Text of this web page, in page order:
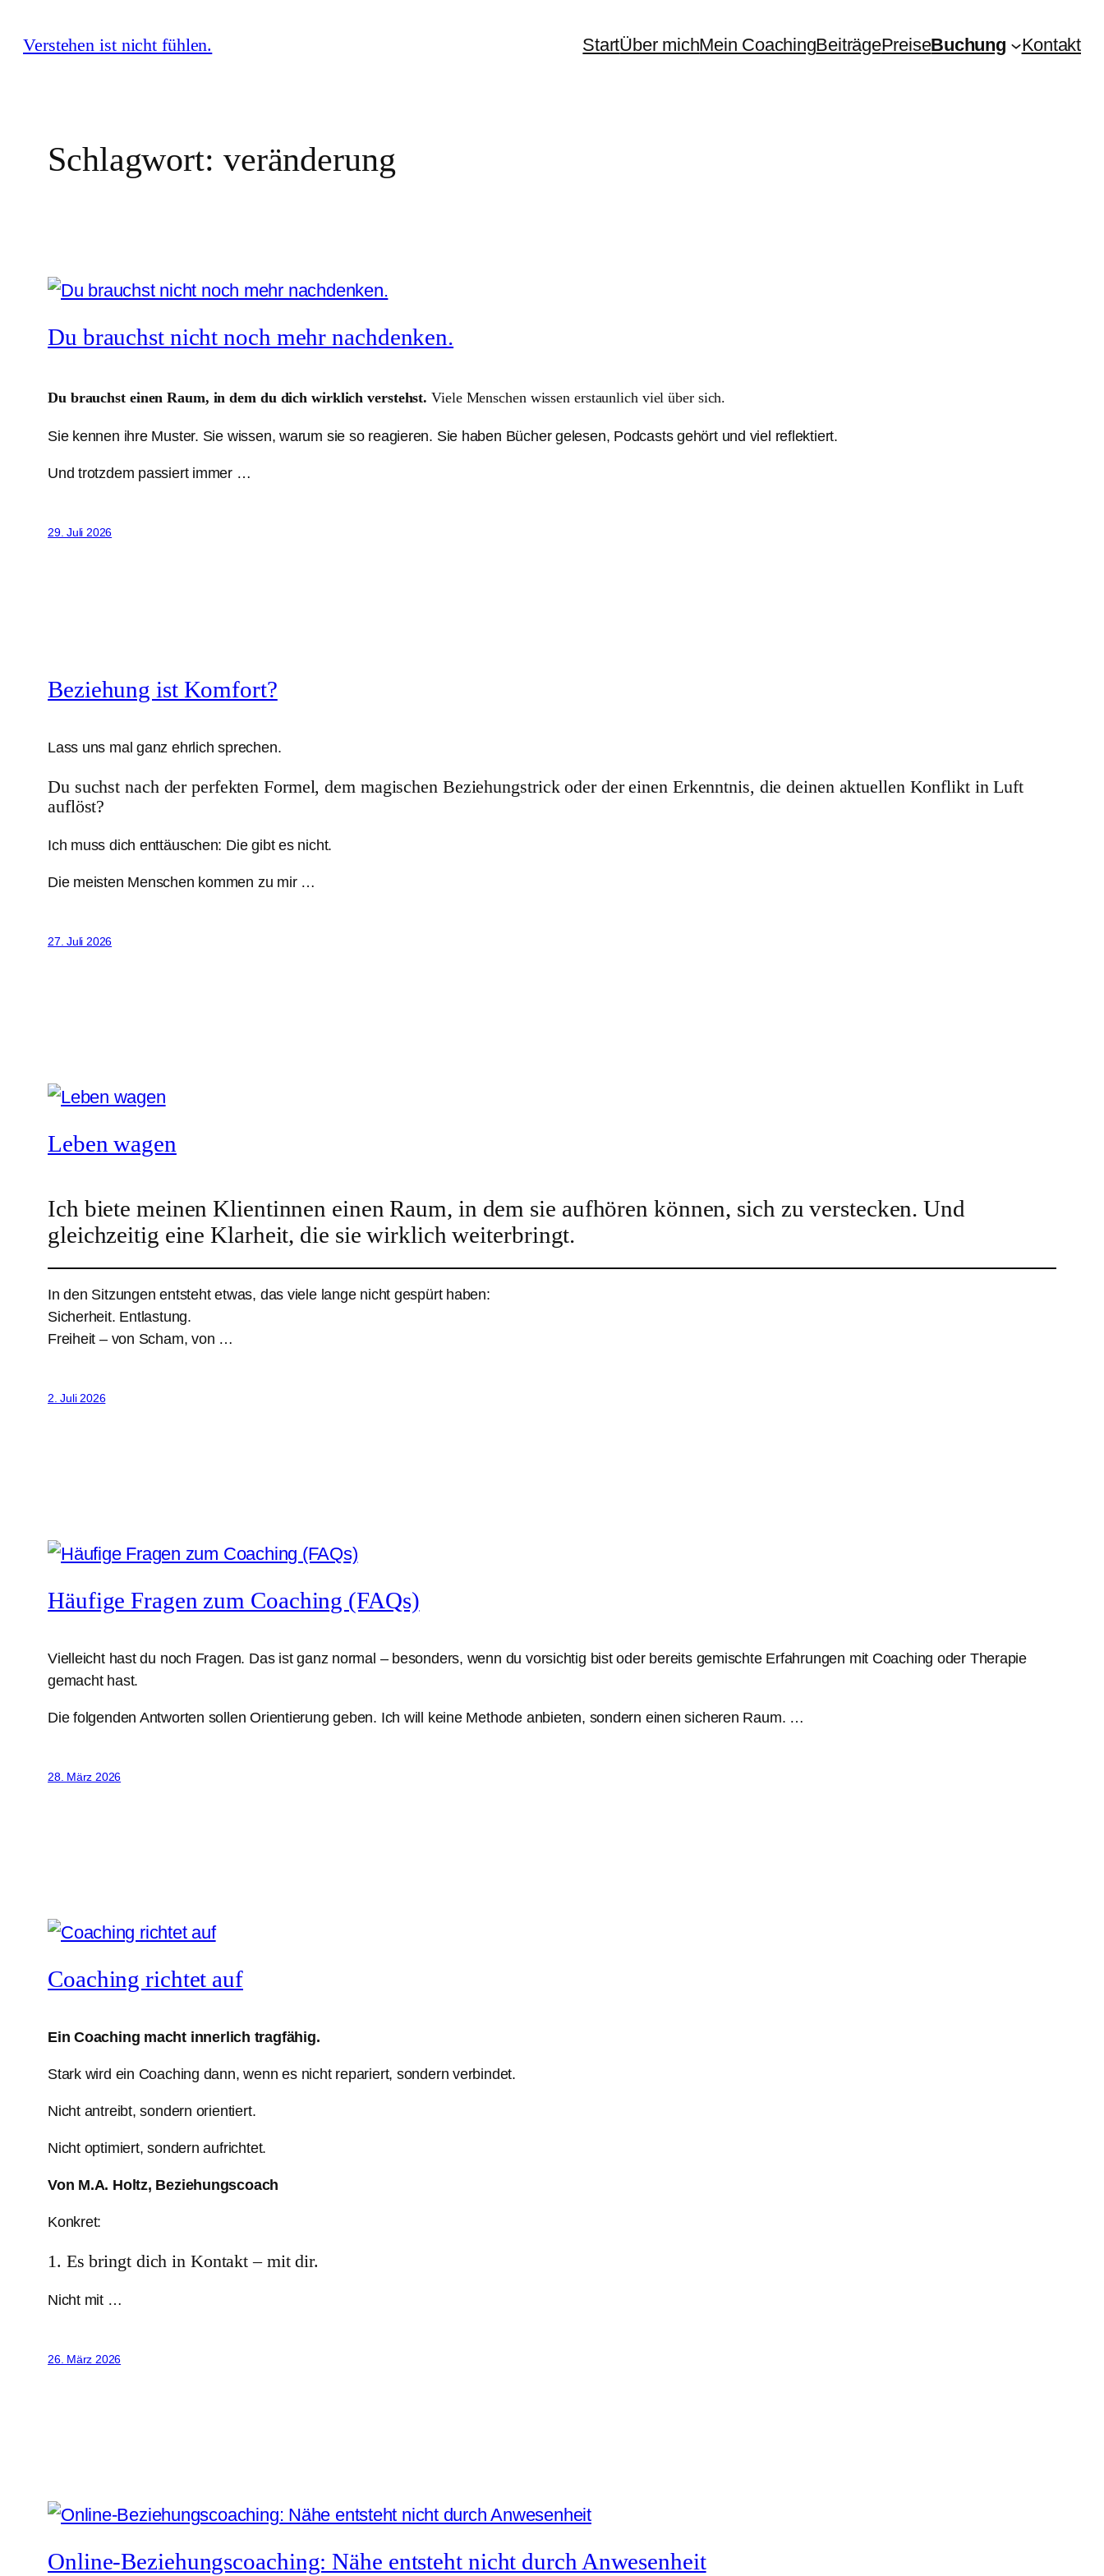
Inhalt
Verstehen ist nicht fühlen. StartÜber michMein CoachingBeiträgePreiseBuchung Kontakt
Schlagwort: veränderung
Du brauchst nicht noch mehr nachdenken.
Du brauchst einen Raum, in dem du dich wirklich verstehst. Viele Menschen wissen erstaunlich viel über sich.
Sie kennen ihre Muster. Sie wissen, warum sie so reagieren. Sie haben Bücher gelesen, Podcasts gehört und viel reflektiert.
Und trotzdem passiert immer …
29. Juli 2026
Beziehung ist Komfort?
Lass uns mal ganz ehrlich sprechen.
Du suchst nach der perfekten Formel, dem magischen Beziehungstrick oder der einen Erkenntnis, die deinen aktuellen Konflikt in Luft
auflöst?
Ich muss dich enttäuschen: Die gibt es nicht.
Die meisten Menschen kommen zu mir …
27. Juli 2026
Leben wagen
Ich biete meinen Klientinnen einen Raum, in dem sie aufhören können, sich zu verstecken. Und
gleichzeitig eine Klarheit, die sie wirklich weiterbringt.
In den Sitzungen entsteht etwas, das viele lange nicht gespürt haben:
Sicherheit. Entlastung.
Freiheit – von Scham, von …
2. Juli 2026
Häufige Fragen zum Coaching (FAQs)
Vielleicht hast du noch Fragen. Das ist ganz normal – besonders, wenn du vorsichtig bist oder bereits gemischte Erfahrungen mit Coaching oder Therapie
gemacht hast.
Die folgenden Antworten sollen Orientierung geben. Ich will keine Methode anbieten, sondern einen sicheren Raum. …
28. März 2026
Coaching richtet auf
Ein Coaching macht innerlich tragfähig.
Stark wird ein Coaching dann, wenn es nicht repariert, sondern verbindet.
Nicht antreibt, sondern orientiert.
Nicht optimiert, sondern aufrichtet.
Von M.A. Holtz, Beziehungscoach
Konkret:
1. Es bringt dich in Kontakt – mit dir.
Nicht mit …
26. März 2026
Online-Beziehungscoaching: Nähe entsteht nicht durch Anwesenheit